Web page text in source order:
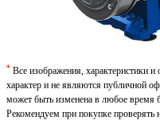
* Все изображения, характеристики
характер и не являются публичной
может быть изменена в любое время
Рекомендуем при покупке проверять